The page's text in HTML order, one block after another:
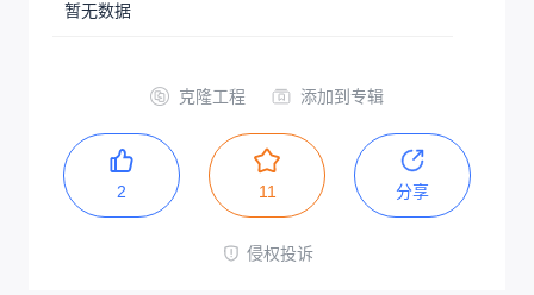
暂无数据
克隆工程 添加到专辑
2 11 分享
侵权投诉